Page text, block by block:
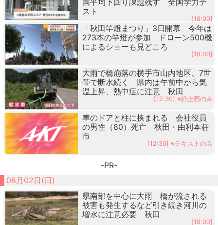
スト
[18:00]
「秋田竿燈まつり」3日開幕 今年は
273本の竿燈が参加 ドローン500機
によるショーも見どころ
[18:00]
大雨で橋崩落の横手市山内地区、7世
帯で断水続く 県内は午前中から気
温上昇、熱中症に注意 秋田
[12:30] ※静止画のみ
車のドアと柱に挟まれる 会社役員
の男性（80）死亡 秋田・由利本荘
市
[12:30] ※テキストのみ
-PR-
08月02日(日)
県南部を中心に大雨 橋が流される
被害も発生するなど引き続き河川の
増水に注意必要 秋田
[18:00]